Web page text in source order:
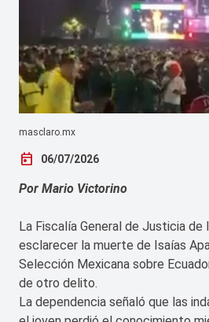
masclaro.mx
today 06/07/2026
Por Mario Victorino
La Fiscalía General de Justicia
esclarecer la muerte de Isaías
Selección Mexicana sobre
de otro delito.
La dependencia señaló que las